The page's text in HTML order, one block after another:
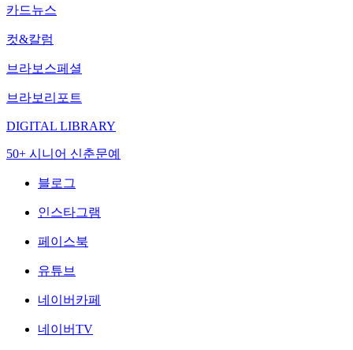
카드뉴스
컷&칼럼
브라보스페셜
브라보리포트
DIGITAL LIBRARY
50+ 시니어 신춘문예
블로그
인스타그램
페이스북
유튜브
네이버카페
네이버TV